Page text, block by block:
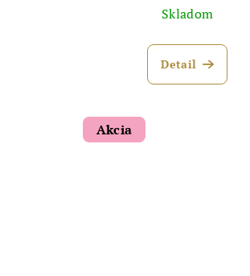
Skladom
Detail
Akcia